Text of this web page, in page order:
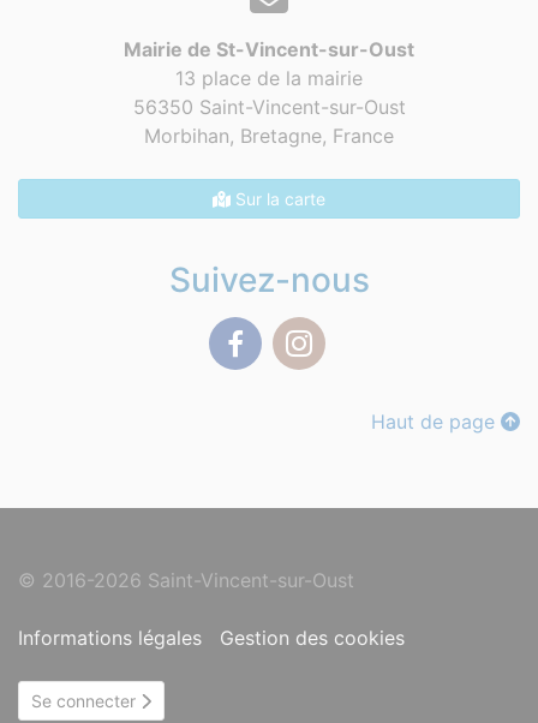
Mairie de St-Vincent-sur-Oust
13 place de la mairie
56350 Saint-Vincent-sur-Oust
Morbihan, Bretagne, France
Sur la carte
Suivez-nous
Haut de page
© 2016-2026 Saint-Vincent-sur-Oust
Informations légales Gestion des cookies
Se connecter